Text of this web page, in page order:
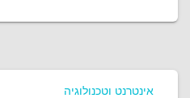
אינטרנט וטכנולוגיה